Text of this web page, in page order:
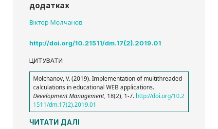
додатках
Віктор Молчанов
http://doi.org/10.21511/dm.17(2).2019.01
ЦИТУВАТИ
Molchanov, V. (2019). Implementation of multithreaded
calculations in educational WEB applications.
Development Management, 18(2), 1-7. http://doi.org/10.2
1511/dm.17(2).2019.01
ЧИТАТИ ДАЛІ